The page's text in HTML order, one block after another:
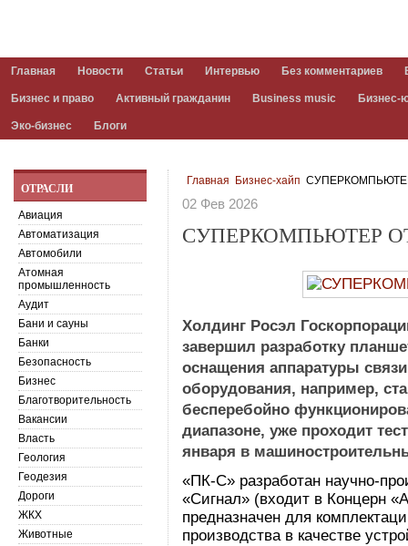
Главная Новости Статьи Интервью Без комментариев
Бизнес и право Активный гражданин Business music Бизнес-
Эко-бизнес Блоги
Главная Бизнес-хайп
02 Фев 2026
СУПЕРКОМПЬЮТЕР
Холдинг Росэл
завершил разработку
оснащения аппаратуры
оборудования, например,
бесперебойно
диапазоне, уже проходит
января в
«ПК-С» разработан научно-
«Сигнал» (входит в Концерн
предназначен для
производства в качестве
ОТРАСЛИ
Авиация
Автоматизация
Автомобили
Атомная
промышленность
Аудит
Бани и сауны
Банки
Безопасность
Бизнес
Благотворительность
Вакансии
Власть
Геология
Геодезия
Дороги
ЖКХ
Животные